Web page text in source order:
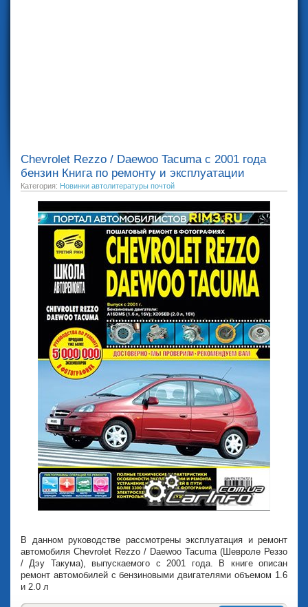
Chevrolet Rezzo / Daewoo Tacuma с 2001 года
бензин Книга по ремонту и эксплуатации
Категория: Новинки автолитературы почтой
В данном руководстве рассмотрены эксплуатация и ремонт
автомобиля Chevrolet Rezzo / Daewoo Tacuma (Шевроле Реззо
/ Дэу Такума), выпускаемого с 2001 года. В книге описан
ремонт автомобилей с бензиновыми двигателями объемом 1.6
и 2.0 л